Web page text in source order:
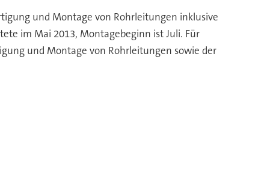
und Montage von Rohrleitungen inklusive
im Mai 2013, Montagebeginn ist Juli. Für
und Montage von Rohrleitungen sowie der